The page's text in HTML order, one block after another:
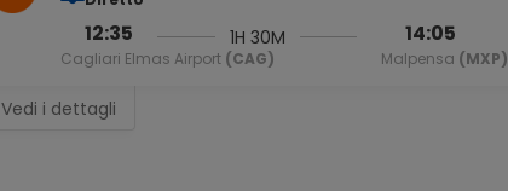
12:35
Cagliari Elmas Airport (CAG)
1H 30M 14:05
Malpensa (MXP)
Vedi i dettagli